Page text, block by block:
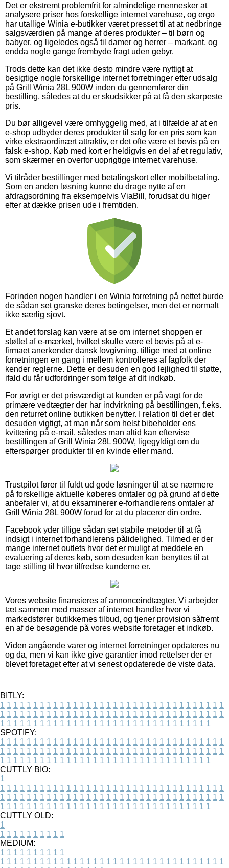
Det er ekstremt problemfrit for almindelige mennesker at
analysere priser hos forskellige internet varehuse, og ergo
har utallige Winia e-butikker været presset til at at nedbringe
salgsværdien på mange af deres produkter – til børn og
babyer, og ligeledes også til damer og herrer – markant, og
endda nogle gange frembyde fragt uden gebyr.
Trods dette kan det ikke desto mindre være nyttigt at
besigtige nogle forskellige internet forretninger efter udsalg
på Grill Winia 28L 900W inden du gennemfører din
bestilling, således at du er skudsikker på at få den skarpeste
pris.
Du bør alligevel være omhyggelig med, at i tilfælde af at en
e-shop udbyder deres produkter til salg for en pris som kan
virke ekstraordinært attraktiv, er det ofte være et bevis på en
falsk e-shop. Køb med kort er heldigvis en del af et regulativ,
som skærmer en overfor uoprigtige internet varehuse.
Vi tilråder bestillinger med betalingskort eller mobilbetaling.
Som en anden løsning kunne du drage nytte af en
afdragsordning fra eksempelvis ViaBill, forudsat du higer
efter at dække prisen ude i fremtiden.
Forinden nogen handler i en Winia forretning på nettet burde
de sådan set granske deres betingelser, men det er normalt
ikke særlig sjovt.
Et andet forslag kan være at se om internet shoppen er
støttet af e-mærket, hvilket skulle være et bevis på at e-
firmaet anerkender dansk lovgivning, tillige med at online
forretningen en gang i mellem kontrolleres af fagfolk der
kender reglerne. Dette er desuden en god lejlighed til støtte,
ifald du får udfordringer som følge af dit indkøb.
For øvrigt er det prisværdigt at kunden er på vagt for de
primære vedtægter der har indvirkning på bestillingen, f.eks.
den returret online butikken benytter. I relation til det er det
desuden vigtigt, at man når som helst bibeholder ens
kvittering på e-mail, således man altid kan eftervise
bestillingen af Grill Winia 28L 900W, ligegyldigt om du
efterspørger produkter til en kvinde eller mand.
Trustpilot fører til fuldt ud gode løsninger til at se nærmere
på forskellige aktuelle køberes omtaler og på grund af dette
anbefaler vi, at du eksaminerer e-forhandlerens omtaler af
Grill Winia 28L 900W forud for at du placerer din ordre.
Facebook yder tillige sådan set stabile metoder til at få
indsigt i internet forhandlerens pålidelighed. Tilmed er der
mange internet outlets hvor det er muligt at meddele en
evaluering af deres køb, som desuden kan benyttes til at
tage stilling til hvor tilfredse kunderne er.
Vores website finansieres af annonceindtægter. Vi arbejder
tæt sammen med masser af internet handler hvor vi
markedsfører butikkernes tilbud, og tjener provision såfremt
en af de besøgende på vores website foretager et indkøb.
Viden angående varer og internet forretninger opdateres nu
og da, men vi kan ikke give garantier imod rettelser der er
blevet foretaget efter at vi senest opdaterede de viste data.
BITLY:
1 1 1 1 1 1 1 1 1 1 1 1 1 1 1 1 1 1 1 1 1 1 1 1 1 1 1 1 1 1 1 1 1 1
1 1 1 1 1 1 1 1 1 1 1 1 1 1 1 1 1 1 1 1 1 1 1 1 1 1 1 1 1 1 1 1 1 1
1 1 1 1 1 1 1 1 1 1 1 1 1 1 1 1 1 1 1 1 1 1 1 1 1 1 1 1 1 1 1 1
SPOTIFY:
1 1 1 1 1 1 1 1 1 1 1 1 1 1 1 1 1 1 1 1 1 1 1 1 1 1 1 1 1 1 1 1 1 1
1 1 1 1 1 1 1 1 1 1 1 1 1 1 1 1 1 1 1 1 1 1 1 1 1 1 1 1 1 1 1 1 1 1
1 1 1 1 1 1 1 1 1 1 1 1 1 1 1 1 1 1 1 1 1 1 1 1 1 1 1 1 1 1 1 1
CUTTLY BIO:
1
1 1 1 1 1 1 1 1 1 1 1 1 1 1 1 1 1 1 1 1 1 1 1 1 1 1 1 1 1 1 1 1 1 1
1 1 1 1 1 1 1 1 1 1 1 1 1 1 1 1 1 1 1 1 1 1 1 1 1 1 1 1 1 1 1 1 1 1
1 1 1 1 1 1 1 1 1 1 1 1 1 1 1 1 1 1 1 1 1 1 1 1 1 1 1 1 1 1 1 1
CUTTLY OLD:
1
1 1 1 1 1 1 1 1 1 1
MEDIUM:
1 1 1 1 1 1 1 1 1 1
1 1 1 1 1 1 1 1 1 1 1 1 1 1 1 1 1 1 1 1 1 1 1 1 1 1 1 1 1 1 1 1 1 1